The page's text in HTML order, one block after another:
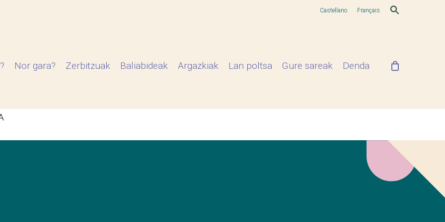
Castellano Français
Nor gara? Zerbitzuak Baliabideak Argazkiak Lan poltsa Gure sareak Denda